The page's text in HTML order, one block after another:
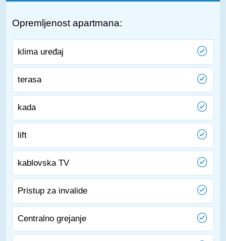
Opremljenost apartmana:
klima uređaj
terasa
kada
lift
kablovska TV
Pristup za invalide
Centralno grejanje